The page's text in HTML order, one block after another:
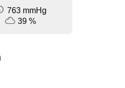
763 mmHg
39 %